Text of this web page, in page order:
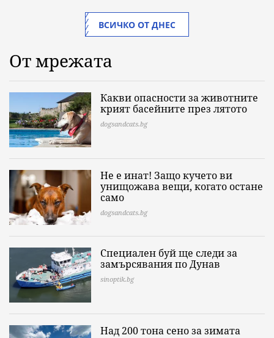
ВСИЧКО ОТ ДНЕС
От мрежата
Какви опасности за животните
крият басейните през лятото
dogsandcats.bg
Не е инат! Защо кучето ви
унищожава вещи, когато остане
само
dogsandcats.bg
Специален буй ще следи за
замърсявания по Дунав
sinoptik.bg
Над 200 тона сено за зимата